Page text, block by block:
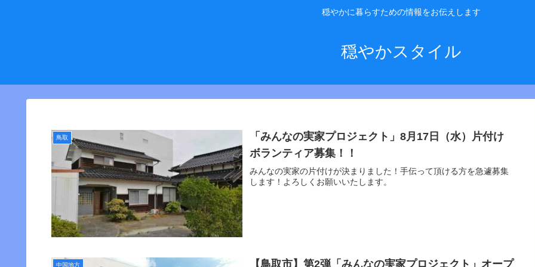
穏やかに暮らすための情報をお伝えします
穏やかスタイル
鳥取
「みんなの実家プロジェクト」8月17日（水）片付け
ボランティア募集！！
みんなの実家の片付けが決まりました！手伝って頂ける方を急遽募集
します！よろしくお願いいたします。
中国地方
【鳥取市】第2弾「みんなの実家プロジェクト」オープ